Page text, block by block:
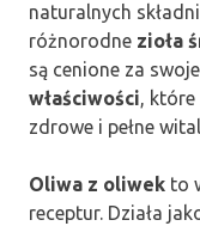
naturalnych
różnorodne zioła
są cenione za swoje
właściwości, które
zdrowe i pełne
Oliwa z oliwek to
receptur. Działa